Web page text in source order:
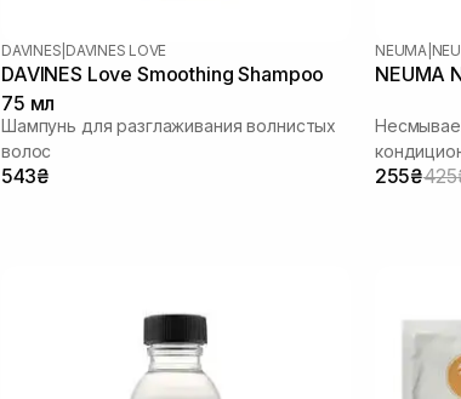
DAVINES DAVINES LOVE
DAVINES Love Smoothing Shampoo
75 мл
Шампунь для разглаживания волнистых
волос
543₴
NEUMA
NEUMA
255₴